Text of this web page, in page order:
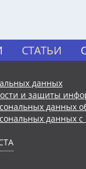
СТАТЬИ
данных
и защиты
данных
данных